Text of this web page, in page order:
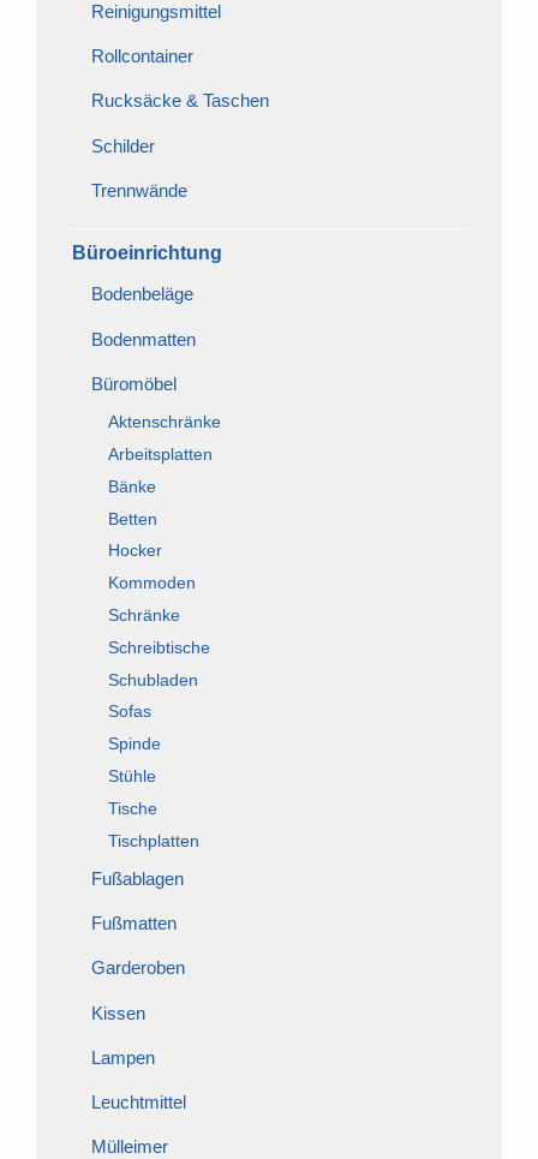
Reinigungsmittel
Rollcontainer
Rucksäcke & Taschen
Schilder
Trennwände
Büroeinrichtung
Bodenbeläge
Bodenmatten
Büromöbel
Aktenschränke
Arbeitsplatten
Bänke
Betten
Hocker
Kommoden
Schränke
Schreibtische
Schubladen
Sofas
Spinde
Stühle
Tische
Tischplatten
Fußablagen
Fußmatten
Garderoben
Kissen
Lampen
Leuchtmittel
Mülleimer